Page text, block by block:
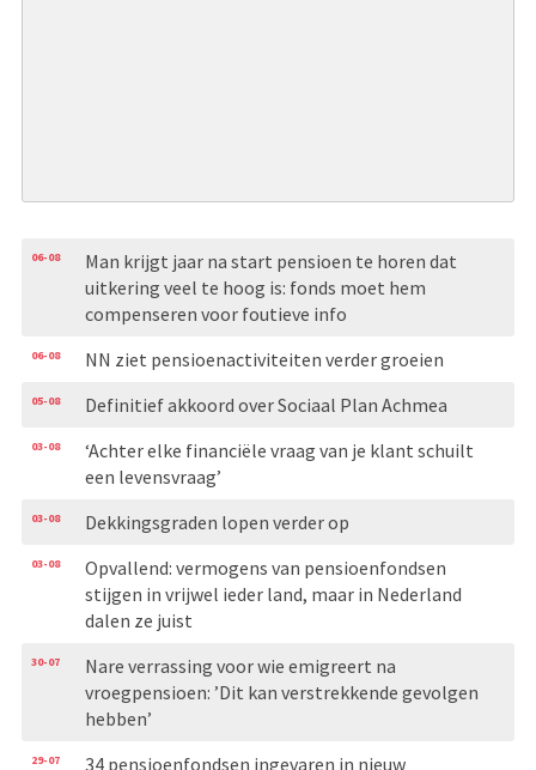
06-08
Man krijgt jaar na start pensioen te horen dat
uitkering veel te hoog is: fonds moet hem
compenseren voor foutieve info
06-08 NN ziet pensioenactiviteiten verder groeien
05-08 Definitief akkoord over Sociaal Plan Achmea
03-08
‘Achter elke financiële vraag van je klant schuilt
een levensvraag’
03-08 Dekkingsgraden lopen verder op
03-08
Opvallend: vermogens van pensioenfondsen
stijgen in vrijwel ieder land, maar in Nederland
dalen ze juist
30-07
Nare verrassing voor wie emigreert na
vroegpensioen: ’Dit kan verstrekkende gevolgen
hebben’
29-07 34 pensioenfondsen ingevaren in nieuw